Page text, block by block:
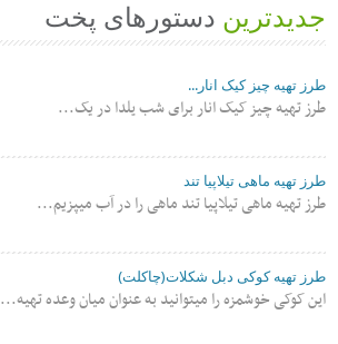
جدیدترین دستورهای پخت
طرز تهیه چیز کیک انار...
طرز تهیه چیز کیک انار برای شب یلدا در یک...
طرز تهیه ماهی تیلاپیا تند
طرز تهیه ماهی تیلاپیا تند ماهی را در آب میپزیم...
طرز تهیه کوکی دبل شکلات(چاکلت)
این کوکی خوشمزه را میتوانید به عنوان میان وعده تهیه...